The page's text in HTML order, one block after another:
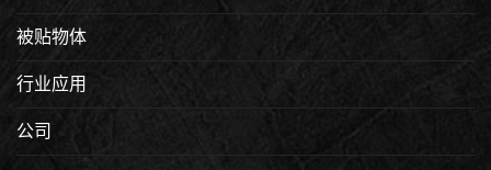
被贴物体
行业应用
公司